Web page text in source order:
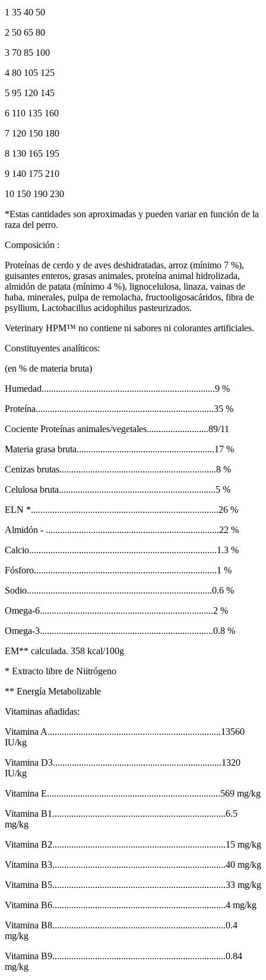
1 35 40 50
2 50 65 80
3 70 85 100
4 80 105 125
5 95 120 145
6 110 135 160
7 120 150 180
8 130 165 195
9 140 175 210
10 150 190 230
*Estas cantidades son aproximadas y pueden variar en función de la
raza del perro.
Composición :
Proteínas de cerdo y de aves deshidratadas, arroz (mínimo 7 %),
guisantes enteros, grasas animales, proteína animal hidrolizada,
almidón de patata (mínimo 4 %), lignocelulosa, linaza, vainas de
haba, minerales, pulpa de remolacha, fructooligosacáridos, fibra de
psyllium, Lactobacillus acidophilus pasteurizados.
Veterinary HPM™ no contiene ni sabores ni colorantes artificiales.
Constituyentes analíticos:
(en % de materia bruta)
Humedad.........................................................................9 %
Proteína...........................................................................35 %
Cociente Proteínas animales/vegetales..........................89/11
Materia grasa bruta..........................................................17 %
Cenizas brutas..................................................................8 %
Celulosa bruta..................................................................5 %
ELN *...............................................................................26 %
Almidón - .........................................................................22 %
Calcio...............................................................................1.3 %
Fósforo.............................................................................1 %
Sodio..............................................................................0.6 %
Omega-6.........................................................................2 %
Omega-3.........................................................................0.8 %
EM** calculada. 358 kcal/100g
* Extracto libre de Niitrógeno
** Energía Metabolizable
Vitaminas añadidas:
Vitamina A.........................................................................13560
IU/kg
Vitamina D3.......................................................................1320
IU/kg
Vitamina E.........................................................................569 mg/kg
Vitamina B1.........................................................................6.5
mg/kg
Vitamina B2.........................................................................15 mg/kg
Vitamina B3.........................................................................40 mg/kg
Vitamina B5.........................................................................33 mg/kg
Vitamina B6.........................................................................4 mg/kg
Vitamina B8.........................................................................0.4
mg/kg
Vitamina B9.........................................................................0.84
mg/kg